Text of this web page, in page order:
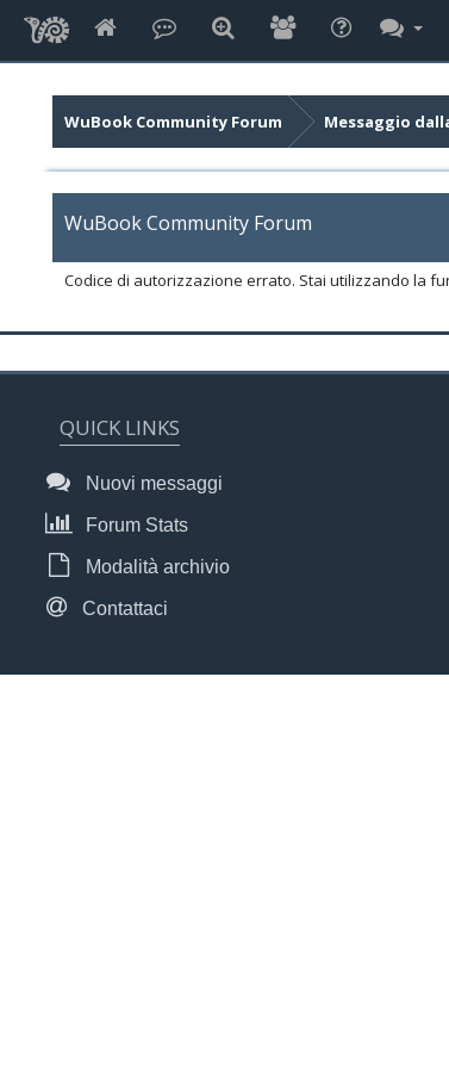
WuBook Community Forum Messaggio
WuBook Community Forum
Codice di autorizzazione errato. Stai utilizzando la
QUICK LINKS
Nuovi messaggi
Forum Stats
Modalità archivio
Contattaci